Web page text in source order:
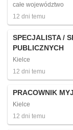
całe województwo
12 dni temu
SPECJALISTA /
PUBLICZNYCH
Kielce
12 dni temu
PRACOWNIK
Kielce
12 dni temu